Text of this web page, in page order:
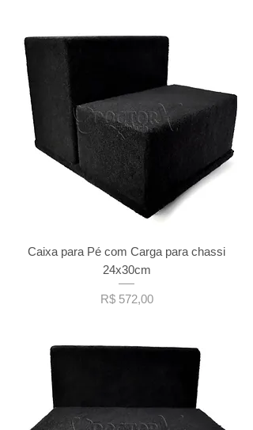
Caixa para Pé com Carga para chassi
24x30cm
Preço
R$ 572,00